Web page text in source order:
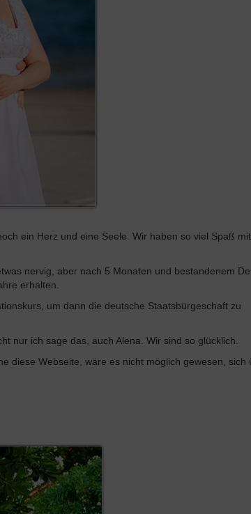
ein Herz und eine Seele. Wir haben so viel Spaß
nervig, aber nach 5 Monaten und bestandenem
erhalten.
um dann die deutsche Staatsbürgeschaft zu
nur ich sage das, auch Alena. Wir sind so glücklich.
diese Webseite, wäre es nicht möglich gewesen, sich